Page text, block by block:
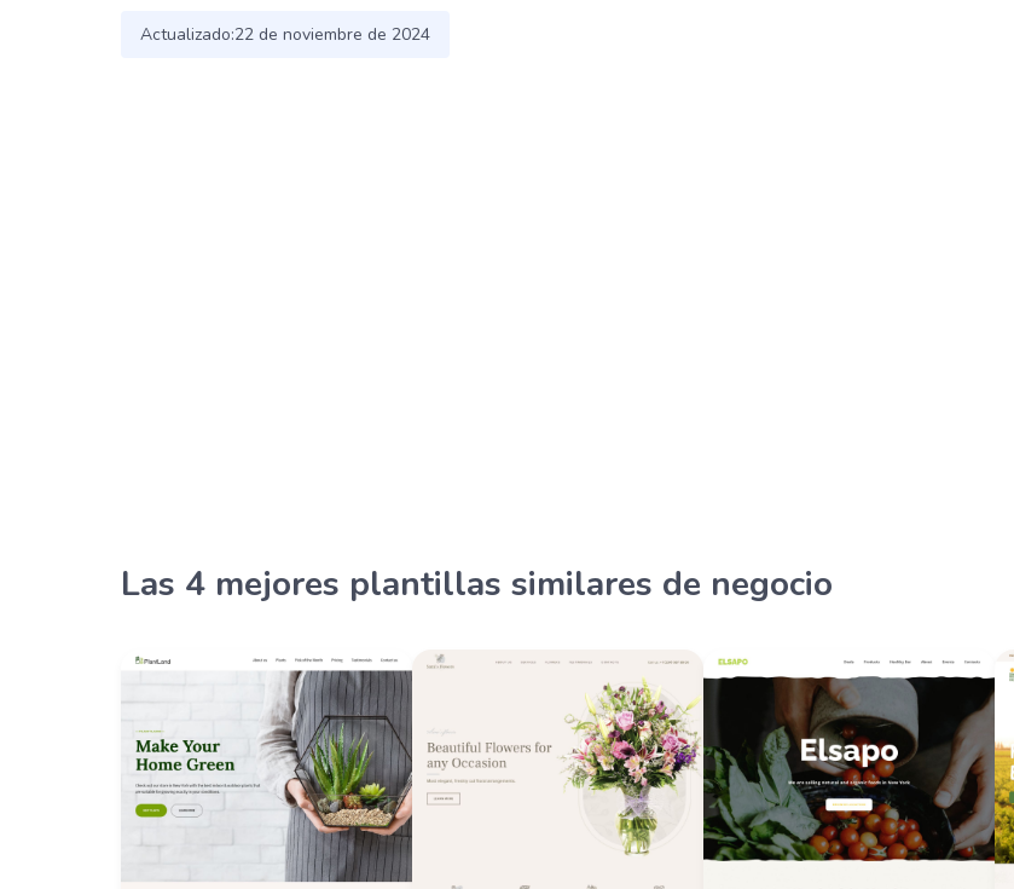
Actualizado:22 de noviembre de 2024
Las 4 mejores plantillas similares de negocio